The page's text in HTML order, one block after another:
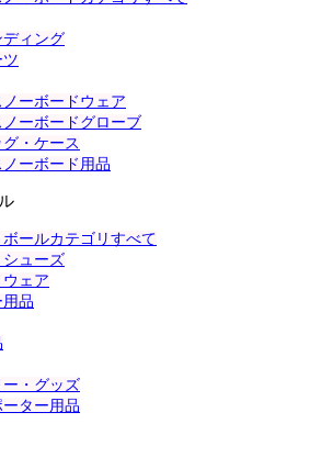
ディング
ーボードウェア
ーボードグローブ
・ケース
ーボード用品
ールカテゴリすべて
ューズ
ェア
用品
・グッズ
ター用品